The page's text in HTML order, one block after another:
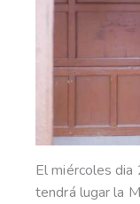
El miércoles
tendrá lugar la